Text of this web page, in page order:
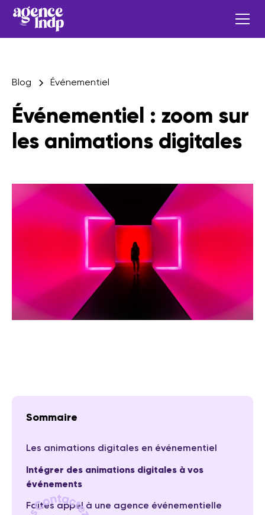
Blog Événementiel
Événementiel : zoom sur
les animations digitales
Sommaire
Les animations digitales en événementiel
Intégrer des animations digitales à vos
événements
Faites appel à une agence événementielle